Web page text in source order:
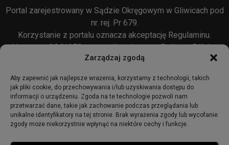
Zarządzaj zgodą
Aby zapewnić jak najlepsze wrażenia, korzystamy z technologii, takich
jak pliki cookie, do przechowywania i/lub uzyskiwania dostępu do
informacji o urządzeniu. Zgoda na te technologie pozwoli nam
przetwarzać dane, takie jak zachowanie podczas przeglądania lub
unikalne identyfikatory na tej stronie. Brak wyrażenia zgody lub wycofanie
zgody może niekorzystnie wpłynąć na niektóre cechy i funkcje.
Portal zarejestrowany w Sądzie Okręgowym w Gliwicach pod
nr. rej. Pr 679.
Korzystanie z portalu oznacza akceptację Regulaminu
Używamy COOKIES w sposób opisany wPolityce Plików
Cookie
© 2018 - zabrze24.info.